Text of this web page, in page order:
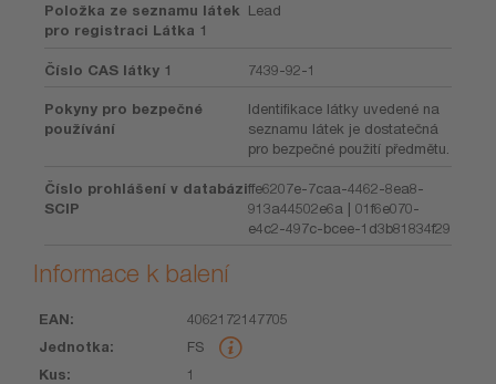
Položka ze seznamu látek
pro registraci Látka 1
Lead
Číslo CAS látky 1 7439-92-1
Pokyny pro bezpečné
používání
Identifikace látky uvedené na
seznamu látek je dostatečná
pro bezpečné použití předmětu.
Číslo prohlášení v databázi
SCIP
ffe6207e-7caa-4462-8ea8-
913a44502e6a | 01f6e070-
e4c2-497c-bcee-1d3b81834f29
Informace k balení
EAN Kus Rozměry
4062172147705
FS
1